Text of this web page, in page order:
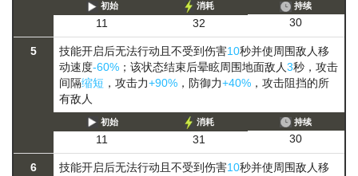
初始
11
消耗
32
持续
30
5 技能开启后无法行动且不受到伤害10秒并使周围敌人移
动速度-60% ；该状态结束后晕眩周围地面敌人3秒，攻击
间隔缩短 ，攻击力+90% ，防御力+40% ，攻击阻挡的所
有敌人
初始
11
消耗
31
持续
30
6 技能开启后无法行动且不受到伤害10秒并使周围敌人移